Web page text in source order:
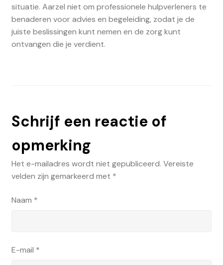
situatie. Aarzel niet om professionele hulpverleners te
benaderen voor advies en begeleiding, zodat je de
juiste beslissingen kunt nemen en de zorg kunt
ontvangen die je verdient.
Schrijf een reactie of
opmerking
Het e-mailadres wordt niet gepubliceerd. Vereiste
velden zijn gemarkeerd met *
Naam *
E-mail *